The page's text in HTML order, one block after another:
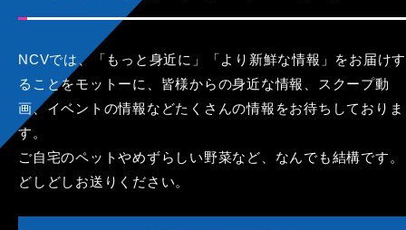
NCVでは、「もっと身近に」「より新鮮な情報」をお届けす
ることをモットーに、皆様からの身近な情報、スクープ動
画、イベントの情報などたくさんの情報をお待ちしておりま
す。
ご自宅のペットやめずらしい野菜など、なんでも結構です。
どしどしお送りください。